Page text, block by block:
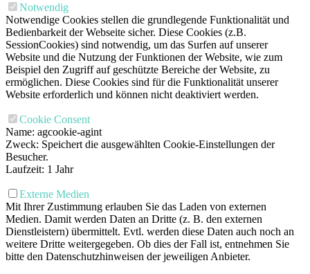
Notwendig
Notwendige Cookies stellen die grundlegende Funktionalität und
Bedienbarkeit der Webseite sicher. Diese Cookies (z.B.
SessionCookies) sind notwendig, um das Surfen auf unserer
Website und die Nutzung der Funktionen der Website, wie zum
Beispiel den Zugriff auf geschützte Bereiche der Website, zu
ermöglichen. Diese Cookies sind für die Funktionalität unserer
Website erforderlich und können nicht deaktiviert werden.
Cookie Consent
Name: agcookie-agint
Zweck: Speichert die ausgewählten Cookie-Einstellungen der
Besucher.
Laufzeit: 1 Jahr
Externe Medien
Mit Ihrer Zustimmung erlauben Sie das Laden von externen
Medien. Damit werden Daten an Dritte (z. B. den externen
Dienstleistern) übermittelt. Evtl. werden diese Daten auch noch an
weitere Dritte weitergegeben. Ob dies der Fall ist, entnehmen Sie
bitte den Datenschutzhinweisen der jeweiligen Anbieter.